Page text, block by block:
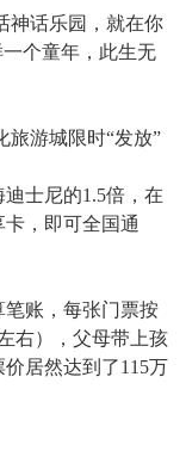
神话乐园，就在你
个童年，此生无
游城限时“发放”
士尼的1.5倍，在
，即可全国通
账，每张门票按
右），父母带上孩
居然达到了115万